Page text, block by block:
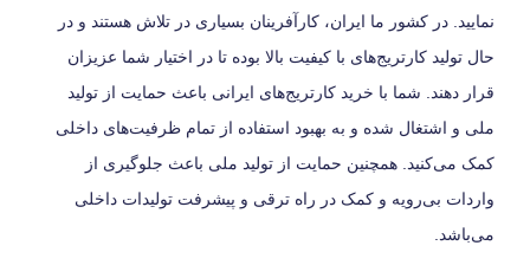
نمایید. در کشور ما ایران، کارآفرینان بسیاری در تلاش هستند و در
حال تولید کارتریج‌های با کیفیت بالا بوده تا در اختیار شما عزیزان
قرار دهند. شما با خرید کارتریج‌های ایرانی باعث حمایت از تولید
ملی و اشتغال شده و به بهبود استفاده از تمام ظرفیت‌های داخلی
کمک می‌کنید. همچنین حمایت از تولید ملی باعث جلوگیری از
واردات بی‌رویه و کمک در راه ترقی و پیشرفت تولیدات داخلی
می‌باشد.